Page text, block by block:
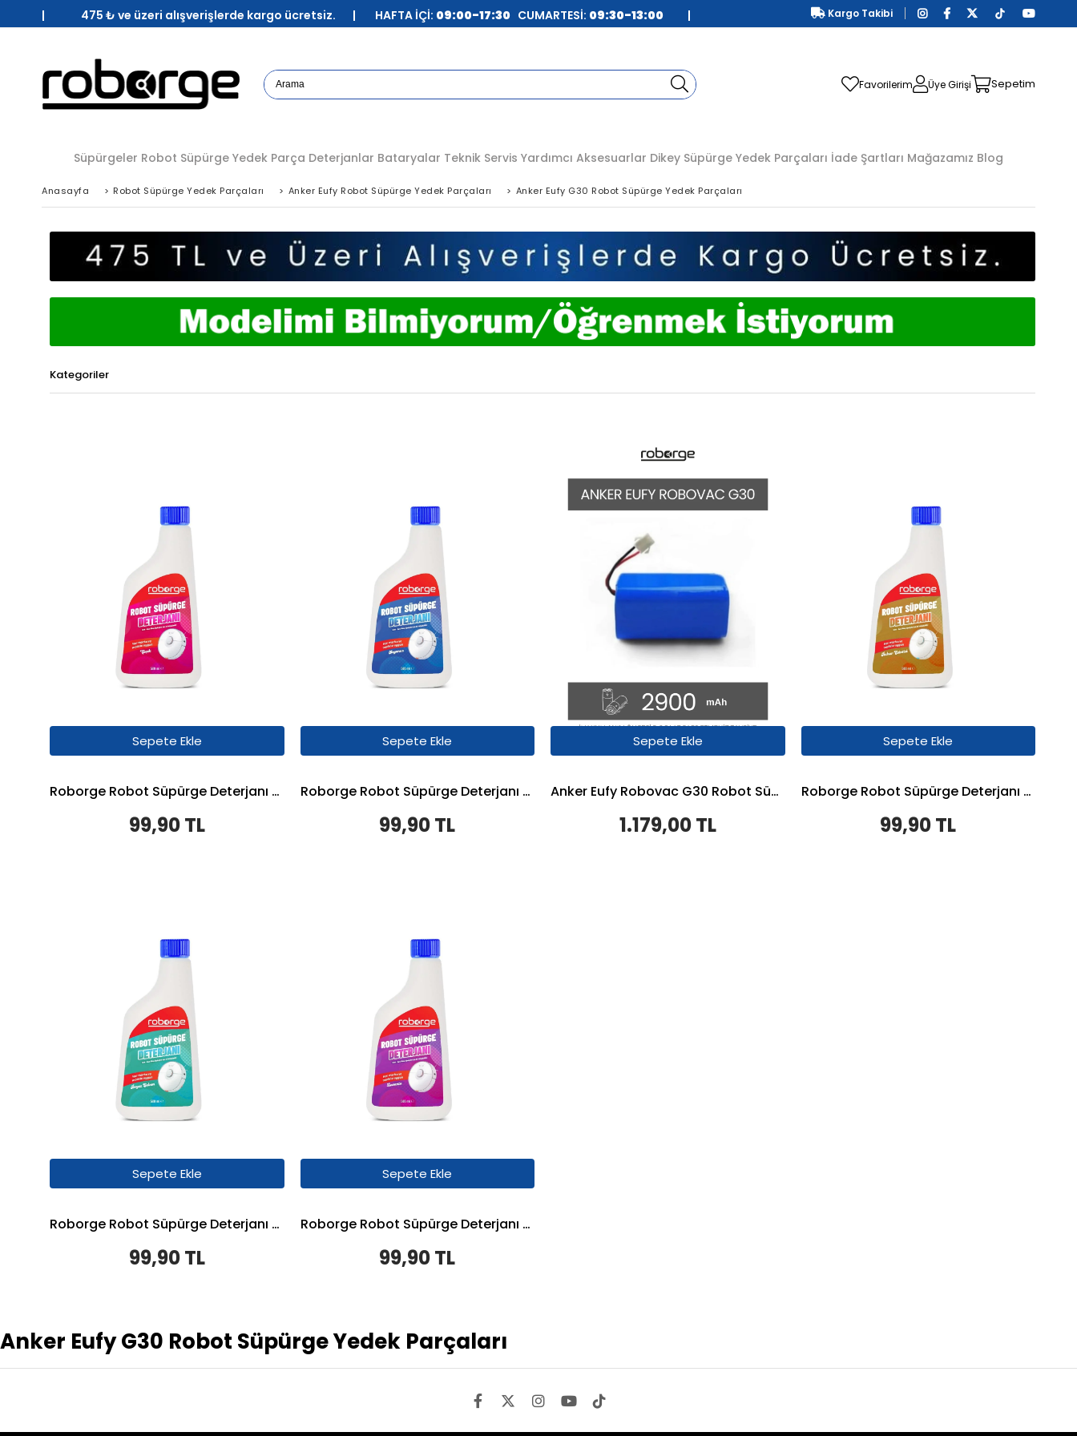
| 475 ₺ ve üzeri alışverişlerde kargo ücretsiz. | HAFTA İÇİ: 09:00-17:30 CUMARTESİ: 09:30-13:00 | Kargo Takibi
Favorilerim Üye Girişi Sepetim
Süpürgeler Robot Süpürge Yedek Parça Deterjanlar Bataryalar Teknik Servis Yardımcı Aksesuarlar Dikey Süpürge Yedek Parçaları İade Şartları Mağazamız Blog
Anasayfa > Robot Süpürge Yedek Parçaları > Anker Eufy Robot Süpürge Yedek Parçaları > Anker Eufy G30 Robot Süpürge Yedek Parçaları
Kategoriler
Roborge Robot Süpürge Deterjanı 500 ML - Çiçek
99,90 TL
Sepete Ekle
Roborge Robot Süpürge Deterjanı 500 ML - Okyanus
99,90 TL
Sepete Ekle
Anker Eufy Robovac G30 Robot Süpürge Uyumlu Batarya 2900 mAh - Muadil Ürün
1.179,00 TL
Sepete Ekle
Roborge Robot Süpürge Deterjanı 500 ML - Bahar Esintisi
99,90 TL
Sepete Ekle
Roborge Robot Süpürge Deterjanı 500 ML - Beyaz Sabun
99,90 TL
Sepete Ekle
Roborge Robot Süpürge Deterjanı 500 ML - Lavanta
99,90 TL
Sepete Ekle
Anker Eufy G30 Robot Süpürge Yedek Parçaları